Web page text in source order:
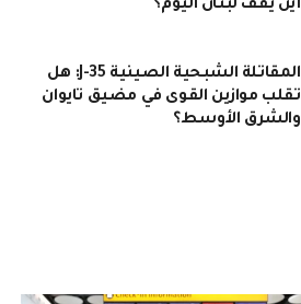
أين يقف لبنان اليوم؟
المقاتلة الشبحية الصينية J-35: هل
تقلب موازين القوى في مضيق تايوان
والشرق الأوسط؟